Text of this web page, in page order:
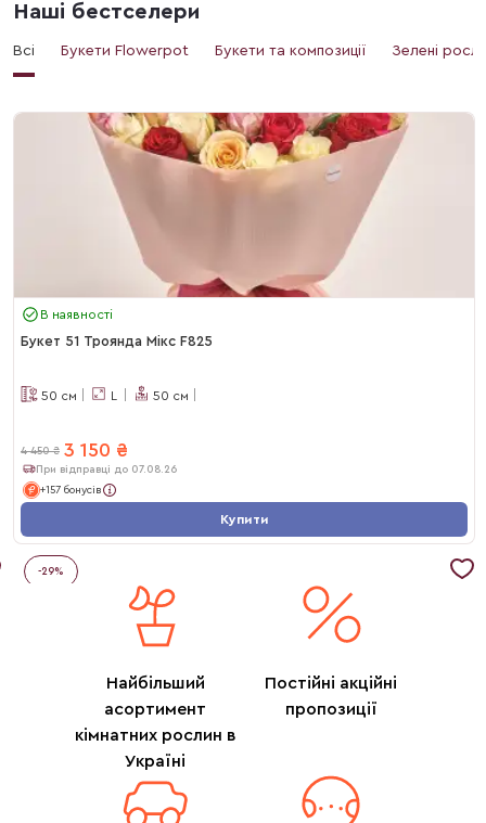
Наші бестселери
Всі Букети Flowerpot Букети та композиції Зелені
В наявності
Букет 51 Троянда Мікс F825
50 см L 50 см
4 450 ₴ 3 150 ₴
При відправці до 07.08.26
+157 бонусів
Купити
-29%
Найбільший
асортимент
кімнатних рослин в
Україні
Постійні акційні
пропозиції